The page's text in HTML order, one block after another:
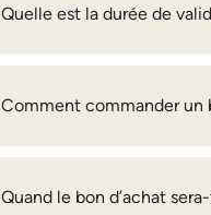
Quelle est la durée de
Comment commander un
Quand le bon d’achat